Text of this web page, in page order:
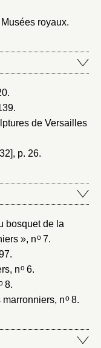
royaux.
de Versailles
, p. 26.
bosquet de la
», no7.
no6.
8.
marronniers, no8.